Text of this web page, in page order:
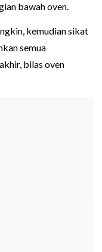
bawah oven.
kemudian sikat
semua
bilas oven